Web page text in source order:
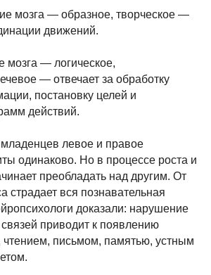
мозга — образное, творческое —
движений.
мозга — логическое,
— отвечает за обработку
постановку целей и
действий.
младенцев левое и правое
одинаково. Но в процессе роста и
преобладать над другим. От
страдает вся познавательная
доказали: нарушение
приводит к появлению
чтением, письмом, памятью, устным